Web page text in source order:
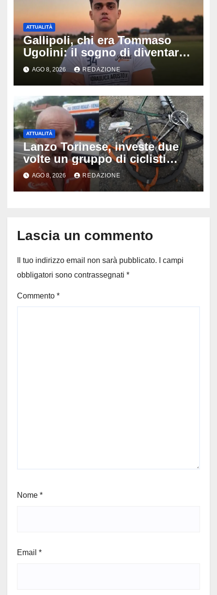
ATTUALITÀ
Gallipoli, chi era Tommaso
Ugolini: il sogno di diventare
medico e la fascia da
capitano, il dolore di Bologna
per il 19enne morto in mare
AGO 8, 2026 REDAZIONE
ATTUALITÀ
Lanzo Torinese, investe due
volte un gruppo di ciclisti
dopo una lite: arrestato
73enne, il racconto choc di un
ferito
AGO 8, 2026 REDAZIONE
Lascia un commento
Il tuo indirizzo email non sarà pubblicato.
I campi
obbligatori sono contrassegnati *
Commento *
Nome *
Email *